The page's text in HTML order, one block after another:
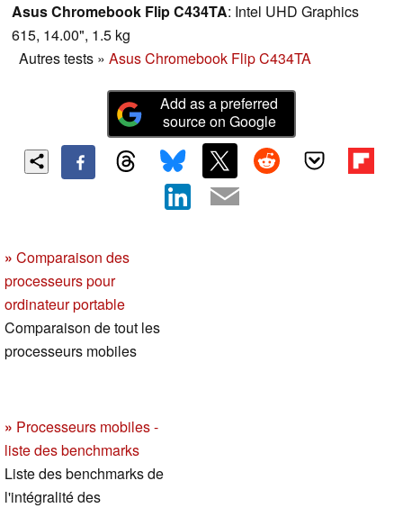
Asus Chromebook Flip C434TA: Intel UHD Graphics
615, 14.00", 1.5 kg
Autres tests » Asus Chromebook Flip C434TA
Add as a preferred
source on Google
» Comparaison des
processeurs pour
ordinateur portable
Comparaison de tout les
processeurs mobiles
» Processeurs mobiles -
liste des benchmarks
Liste des benchmarks de
l'intégralité des